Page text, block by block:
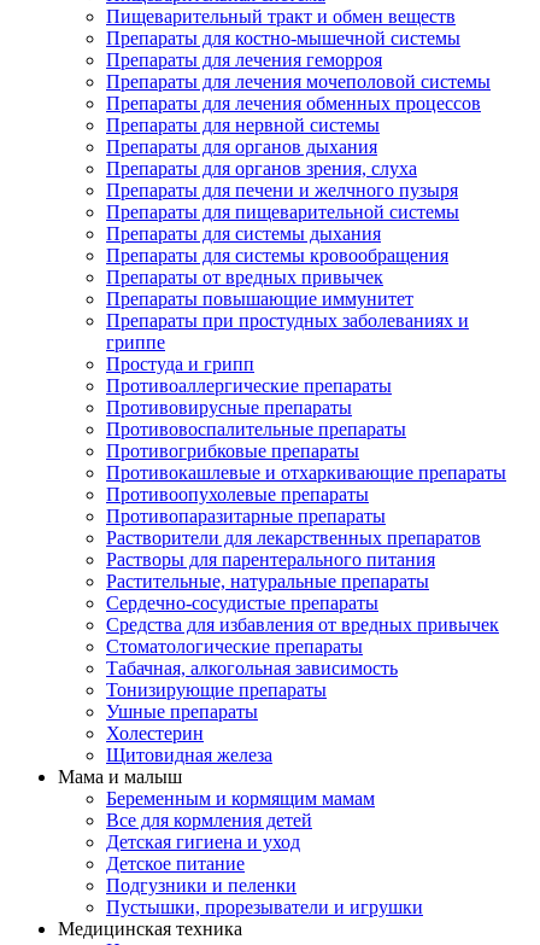
Пищеварительный тракт и обмен веществ
Препараты для костно-мышечной системы
Препараты для лечения геморроя
Препараты для лечения мочеполовой системы
Препараты для лечения обменных процессов
Препараты для нервной системы
Препараты для органов дыхания
Препараты для органов зрения, слуха
Препараты для печени и желчного пузыря
Препараты для пищеварительной системы
Препараты для системы дыхания
Препараты для системы кровообращения
Препараты от вредных привычек
Препараты повышающие иммунитет
Препараты при простудных заболеваниях и
гриппе
Простуда и грипп
Противоаллергические препараты
Противовирусные препараты
Противовоспалительные препараты
Противогрибковые препараты
Противокашлевые и отхаркивающие препараты
Противоопухолевые препараты
Противопаразитарные препараты
Растворители для лекарственных препаратов
Растворы для парентерального питания
Растительные, натуральные препараты
Сердечно-сосудистые препараты
Средства для избавления от вредных привычек
Стоматологические препараты
Табачная, алкогольная зависимость
Тонизирующие препараты
Ушные препараты
Холестерин
Щитовидная железа
Мама и малыш
Беременным и кормящим мамам
Все для кормления детей
Детская гигиена и уход
Детское питание
Подгузники и пеленки
Пустышки, прорезыватели и игрушки
Медицинская техника